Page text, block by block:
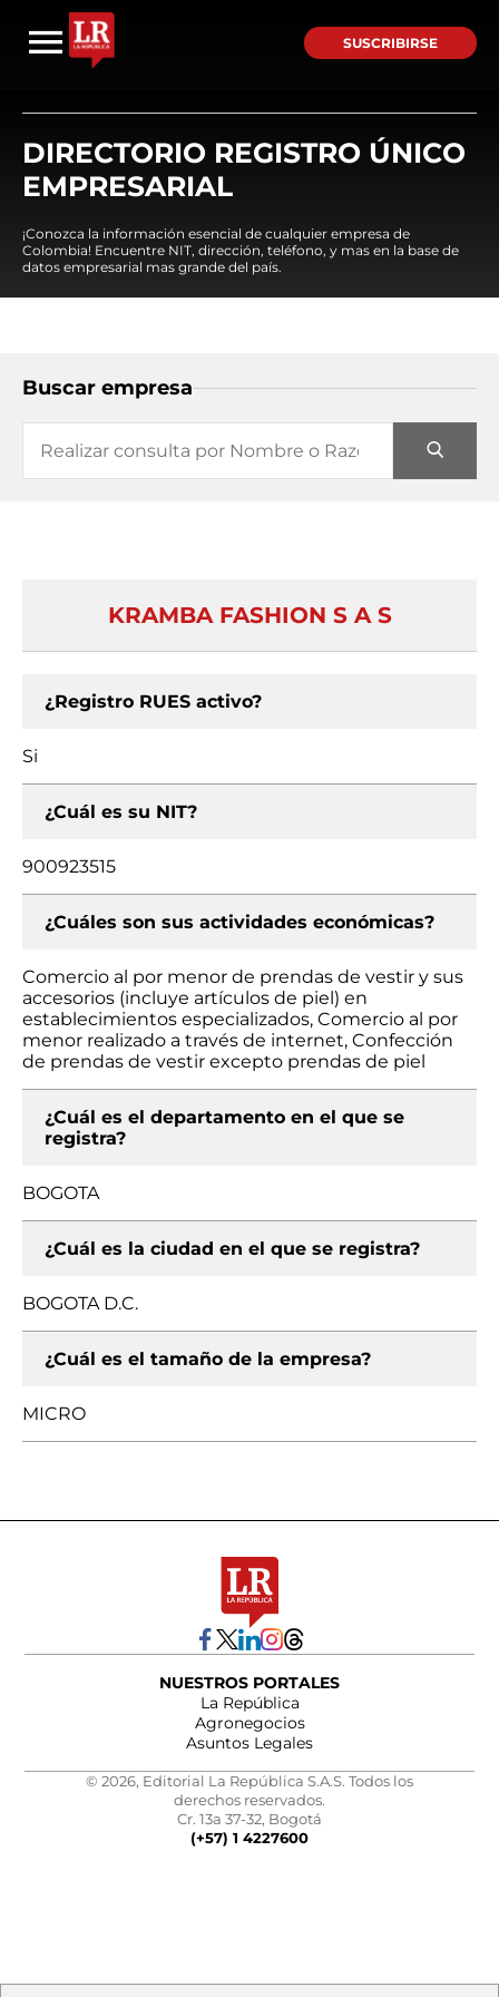
SUSCRIBIRSE
DIRECTORIO REGISTRO ÚNICO
EMPRESARIAL
¡Conozca la información esencial de cualquier empresa de
Colombia! Encuentre NIT, dirección, teléfono, y mas en la base de
datos empresarial mas grande del país.
Buscar empresa
KRAMBA FASHION S A S
¿Registro RUES activo?
Si
¿Cuál es su NIT?
900923515
¿Cuáles son sus actividades económicas?
Comercio al por menor de prendas de vestir y sus
accesorios (incluye artículos de piel) en
establecimientos especializados, Comercio al por
menor realizado a través de internet, Confección
de prendas de vestir excepto prendas de piel
¿Cuál es el departamento en el que se
registra?
BOGOTA
¿Cuál es la ciudad en el que se registra?
BOGOTA D.C.
¿Cuál es el tamaño de la empresa?
MICRO
NUESTROS PORTALES
La República
Agronegocios
Asuntos Legales
© 2026, Editorial La República S.A.S. Todos los
derechos reservados.
Cr. 13a 37-32, Bogotá
(+57) 1 4227600